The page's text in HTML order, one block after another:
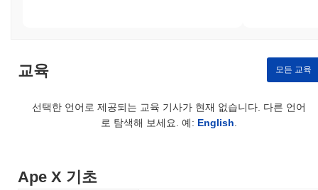
교육 모든 교육
선택한 언어로 제공되는 교육 기사가 현재 없습니다. 다른 언어
로 탐색해 보세요. 예: English
Ape X 기초